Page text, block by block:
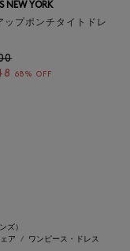
NEW YORK
ップポンチタイトドレ
68% OFF
ズ）
ア
ワンピース・ドレス